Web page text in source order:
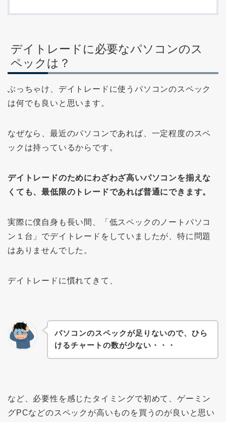
デイトレードに必要なパソコンのス
ペックは？
ぶっちゃけ、デイトレードに使うパソコンのスペック
は何でも良いと思います。
なぜなら、最近のパソコンであれば、一定程度のスペ
ックは持っているからです。
デイトレードのためにわざわざ高いパソコンを揃えな
くても、最低限のトレードであれば普通にできます。
実際に僕自身も長い間、「低スペックのノートパソコ
ン１台」でデイトレードをしていましたが、特に問題
はありませんでした。
デイトレードに慣れてきて、
パソコンのスペックが足りないので、ひら
けるチャートの数が少ない・・・
など、必要性を感じたタイミングで初めて、ゲーミン
グPCなどのスペックが高いものを買うのが良いと思い